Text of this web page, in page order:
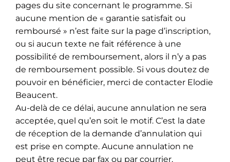
pages du site concernant le programme. Si
aucune mention de « garantie satisfait ou
remboursé » n’est faite sur la page d’inscription,
ou si aucun texte ne fait référence à une
possibilité de remboursement, alors il n’y a pas
de remboursement possible. Si vous doutez de
pouvoir en bénéficier, merci de contacter Elodie
Beaucent.
Au-delà de ce délai, aucune annulation ne sera
acceptée, quel qu’en soit le motif. C’est la date
de réception de la demande d’annulation qui
est prise en compte. Aucune annulation ne
peut être reçue par fax ou par courrier,